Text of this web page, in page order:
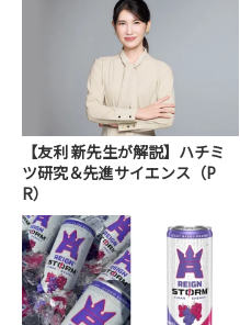
【友利 新先生が解説】ハチミ
ツ研究＆先進サイエンス（P
R）